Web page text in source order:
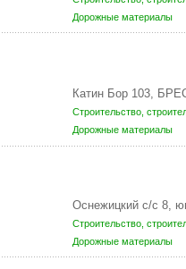
Дорожные материалы
Катин Бор 103,
Строительство,
Дорожные материалы
Оснежицкий с/с 8,
Строительство,
Дорожные материалы